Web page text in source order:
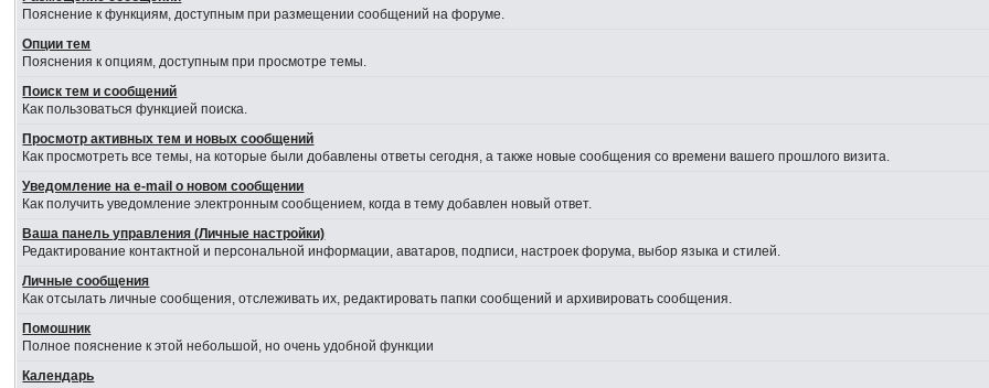
Пояснение к функциям, доступным при размещении сообщений на форуме.
Опции тем
Пояснения к опциям, доступным при просмотре темы.
Поиск тем и сообщений
Как пользоваться функцией поиска.
Просмотр активных тем и новых сообщений
Как просмотреть все темы, на которые были добавлены ответы сегодня, а также новые сообщения со времени вашего прошлого визита.
Уведомление на е-mail о новом сообщении
Как получить уведомление электронным сообщением, когда в тему добавлен новый ответ.
Ваша панель управления (Личные настройки)
Редактирование контактной и персональной информации, аватаров, подписи, настроек форума, выбор языка и стилей.
Личные сообщения
Как отсылать личные сообщения, отслеживать их, редактировать папки сообщений и архивировать сообщения.
Помошник
Полное пояснение к этой небольшой, но очень удобной функции
Календарь